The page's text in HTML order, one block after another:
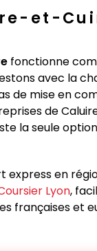
et-
fonctionne
avec la
de mise en
de
la seule
express en
Lyon,
françaises et